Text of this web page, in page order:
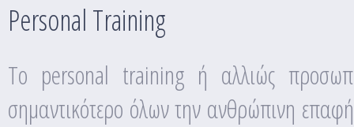
Personal Training
Το personal training ή αλλιώς
σημαντικότερο όλων την ανθρώπινη